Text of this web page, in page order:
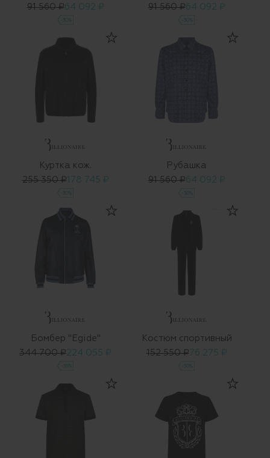
91 560 ₽64 092 ₽
-30%
91 560 ₽64 092 ₽
-30%
Куртка кож.
255 350 ₽178 745 ₽
-30%
Рубашка
91 560 ₽64 092 ₽
-30%
Бомбер "Egide"
344 700 ₽224 055 ₽
-35%
Костюм спортивный
152 550 ₽ 76 275 ₽
-50%